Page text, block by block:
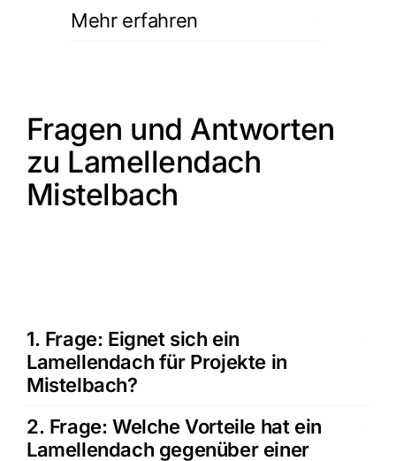
Mehr erfahren
Fragen und Antworten
zu Lamellendach
Mistelbach
1. Frage: Eignet sich ein
Lamellendach für Projekte in
Mistelbach?
2. Frage: Welche Vorteile hat ein
Lamellendach gegenüber einer